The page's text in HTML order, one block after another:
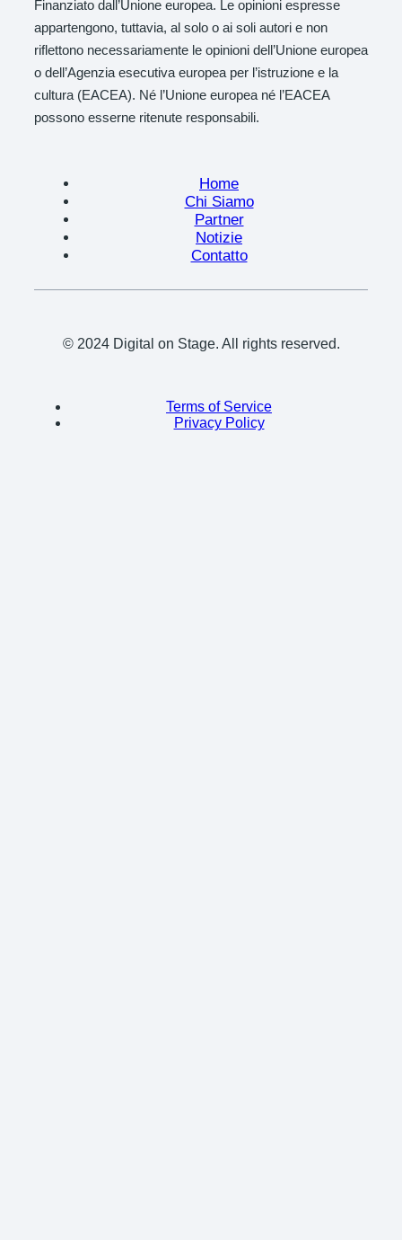
Finanziato dall’Unione europea. Le opinioni espresse
appartengono, tuttavia, al solo o ai soli autori e non
riflettono necessariamente le opinioni dell’Unione europea
o dell’Agenzia esecutiva europea per l’istruzione e la
cultura (EACEA). Né l’Unione europea né l’EACEA
possono esserne ritenute responsabili.
Home
Chi Siamo
Partner
Notizie
Contatto
© 2024 Digital on Stage. All rights reserved.
Terms of Service
Privacy Policy